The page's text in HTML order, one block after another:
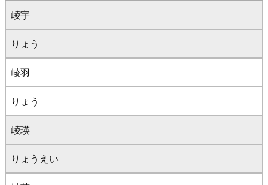
崚宇
りょう
崚羽
りょう
崚瑛
りょうえい